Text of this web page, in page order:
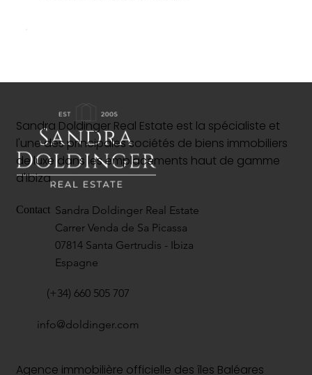
Sandra Doldinger Real Estate est la spécialiste et
l'une des principales sociétés de biens immobiliers
de luxe dans les emplacements haut de gamme
d'Ibiza.
Agence immobilière officielle des îles Baléares
Contact Sandra Doldinger Real Estate
Carrer Venda de Sa Picassa
07814 Santa Gertrudis - Ibiza
Espagne
(+34) 660 505 707
info@doldinger.com